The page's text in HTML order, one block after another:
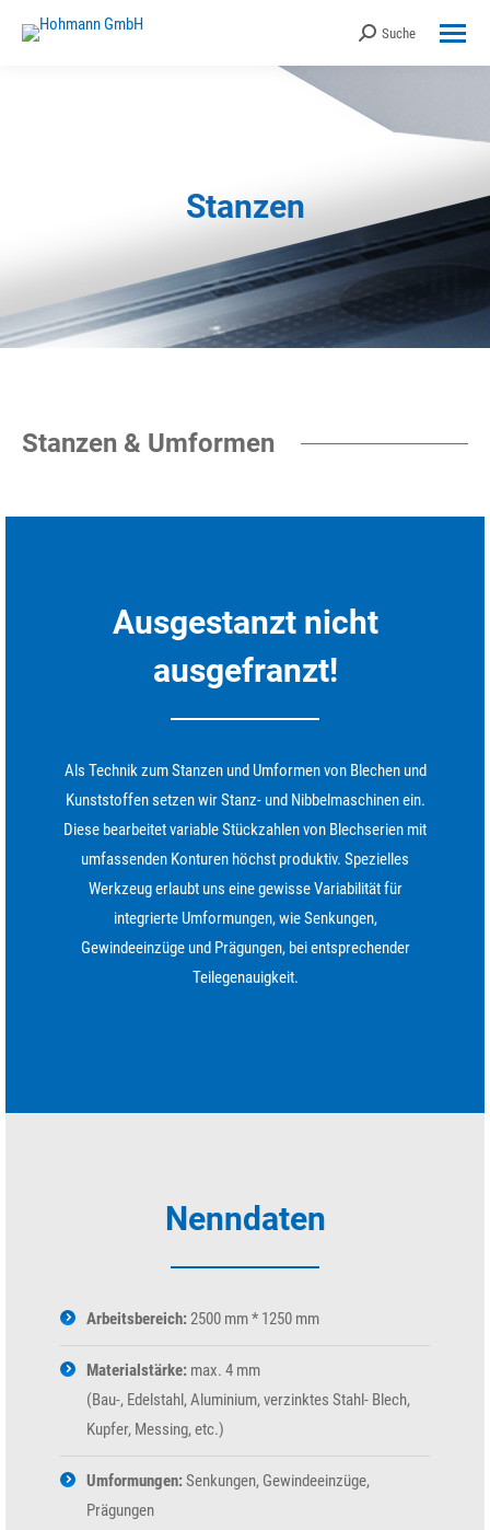
Search:
Suche
Stanzen
Sie befinden sich hier:
Stanzen & Umformen
Ausgestanzt nicht
ausgefranzt!
Als Technik zum Stanzen und Umformen von Blechen und
Kunststoffen setzen wir Stanz- und Nibbelmaschinen ein.
Diese bearbeitet variable Stückzahlen von Blechserien mit
umfassenden Konturen höchst produktiv. Spezielles
Werkzeug erlaubt uns eine gewisse Variabilität für
integrierte Umformungen, wie Senkungen,
Gewindeeinzüge und Prägungen, bei entsprechender
Teilegenauigkeit.
Nenndaten
Arbeitsbereich:2500 mm * 1250 mm
Materialstärke: max. 4 mm
(Bau-, Edelstahl, Aluminium, verzinktes Stahl- Blech,
Kupfer, Messing, etc.)
Umformungen:Senkungen, Gewindeeinzüge,
Prägungen